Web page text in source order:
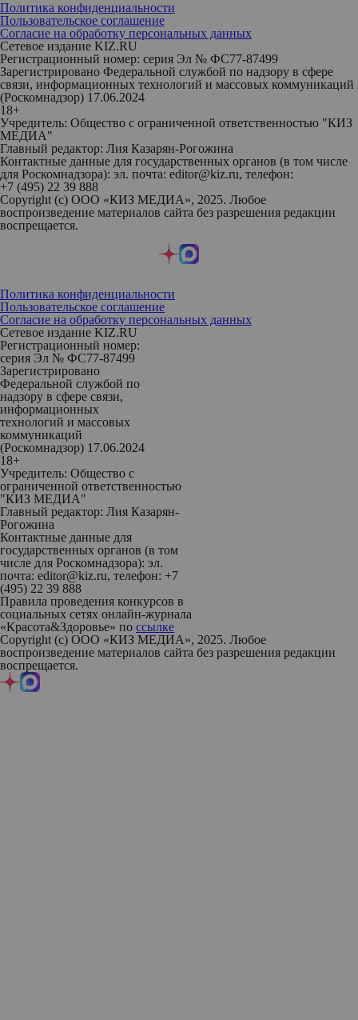
Политика конфиденциальности
Пользовательское соглашение
Согласие на обработку персональных данных
Сетевое издание KIZ.RU
Регистрационный номер: серия Эл № ФС77-87499
Зарегистрировано Федеральной службой по надзору в сфере
связи, информационных технологий и массовых коммуникаций
(Роскомнадзор) 17.06.2024
18+
Учредитель: Общество с ограниченной ответственностью "КИЗ
МЕДИА"
Главный редактор: Лия Казарян-Рогожина
Контактные данные для государственных органов (в том числе
для Роскомнадзора): эл. почта: editor@kiz.ru, телефон:
+7 (495) 22 39 888
Copyright (с) ООО «КИЗ МЕДИА», 2025. Любое
воспроизведение материалов сайта без разрешения редакции
воспрещается.
Политика конфиденциальности
Пользовательское соглашение
Согласие на обработку персональных данных
Сетевое издание KIZ.RU
Регистрационный номер:
серия Эл № ФС77-87499
Зарегистрировано
Федеральной службой по
надзору в сфере связи,
информационных
технологий и массовых
коммуникаций
(Роскомнадзор) 17.06.2024
18+
Учредитель: Общество с
ограниченной ответственностью
"КИЗ МЕДИА"
Главный редактор: Лия Казарян-
Рогожина
Контактные данные для
государственных органов (в том
числе для Роскомнадзора): эл.
почта: editor@kiz.ru, телефон: +7
(495) 22 39 888
Правила проведения конкурсов в
социальных сетях онлайн-журнала
«Красота&Здоровье» по ссылке
Copyright (с) ООО «КИЗ МЕДИА», 2025. Любое
воспроизведение материалов сайта без разрешения редакции
воспрещается.